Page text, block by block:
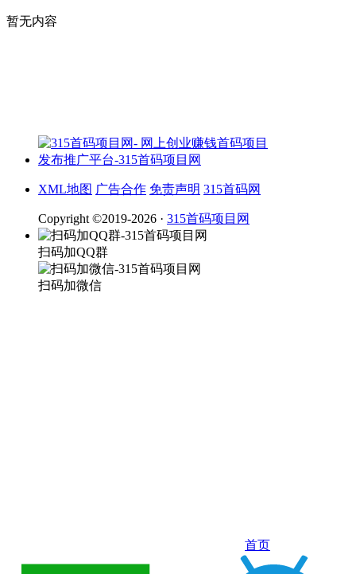
暂无内容
XML地图 广告合作 免责声明 315首码网
Copyright ©2019-2026 · 315首码项目网
扫码加QQ群
扫码加微信
首页